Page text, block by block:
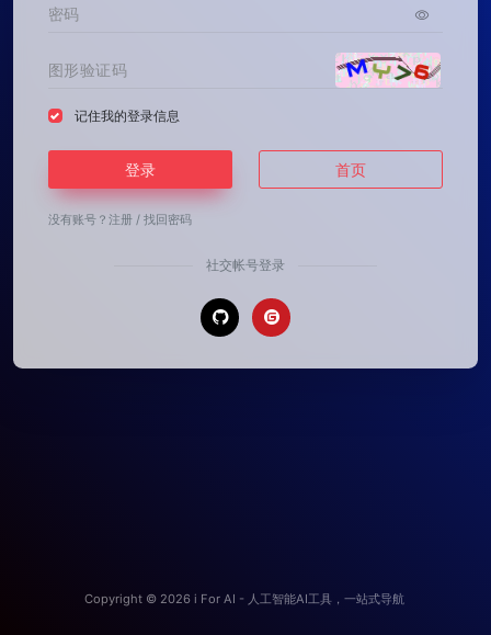
记住我的登录信息
登录 首页
没有账号？ 注册 / 找回密码
社交帐号登录
Copyright © 2026 i For AI - 人工智能AI工具，一站式导航